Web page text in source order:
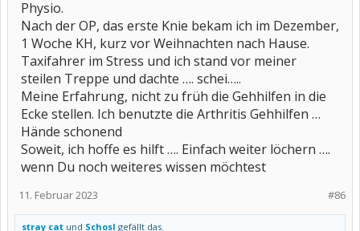
Physio.
Nach der OP, das erste Knie bekam ich im Dezember,
1 Woche KH, kurz vor Weihnachten nach Hause.
Taxifahrer im Stress und ich stand vor meiner
steilen Treppe und dachte …. schei…..
Meine Erfahrung, nicht zu früh die Gehhilfen in die
Ecke stellen. Ich benutzte die Arthritis Gehhilfen …
Hände schonend
Soweit, ich hoffe es hilft …. Einfach weiter löchern ….
wenn Du noch weiteres wissen möchtest
#86
11. Februar 2023
stray cat und Schosl gefällt das.